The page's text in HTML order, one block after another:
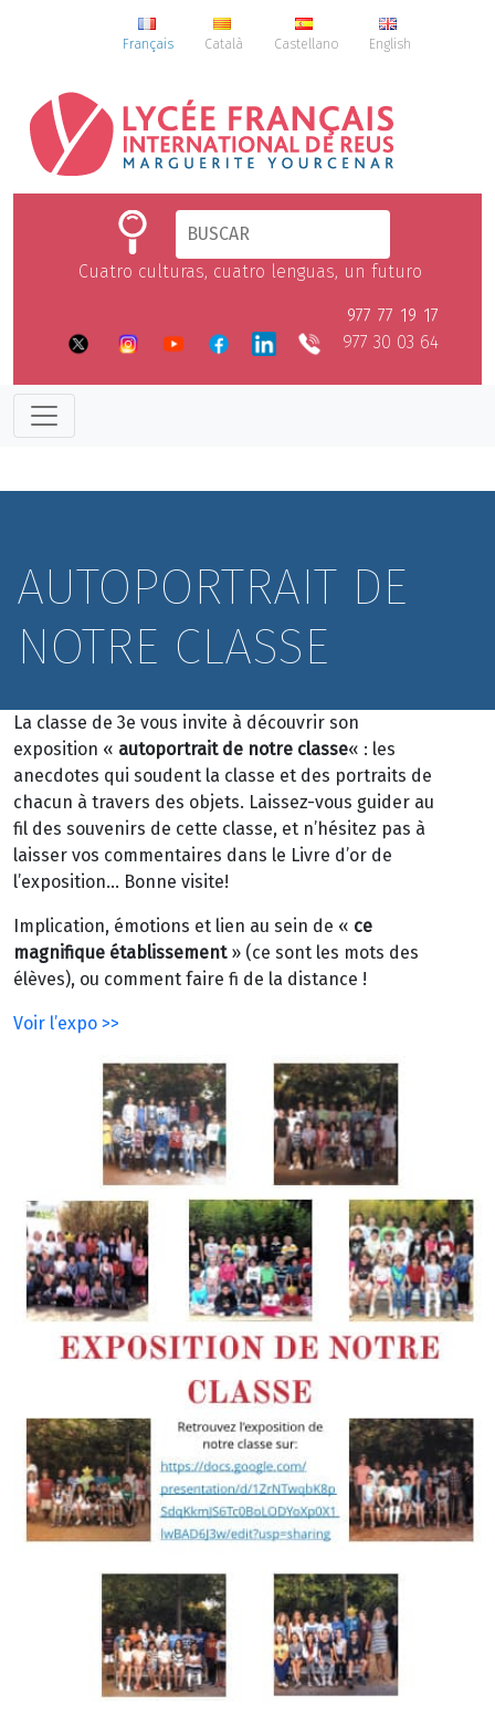
Français Català Castellano English
Cuatro culturas, cuatro lenguas, un futuro
977 77 19 17
977 30 03 64
AUTOPORTRAIT DE
NOTRE CLASSE
La classe de 3e vous invite à découvrir son
exposition « autoportrait de notre classe« : les
anecdotes qui soudent la classe et des portraits de
chacun à travers des objets. Laissez-vous guider au
fil des souvenirs de cette classe, et n’hésitez pas à
laisser vos commentaires dans le Livre d’or de
l’exposition… Bonne visite!
Implication, émotions et lien au sein de « ce
magnifique établissement» (ce sont les mots des
élèves), ou comment faire fi de la distance !
Voir l’expo >>